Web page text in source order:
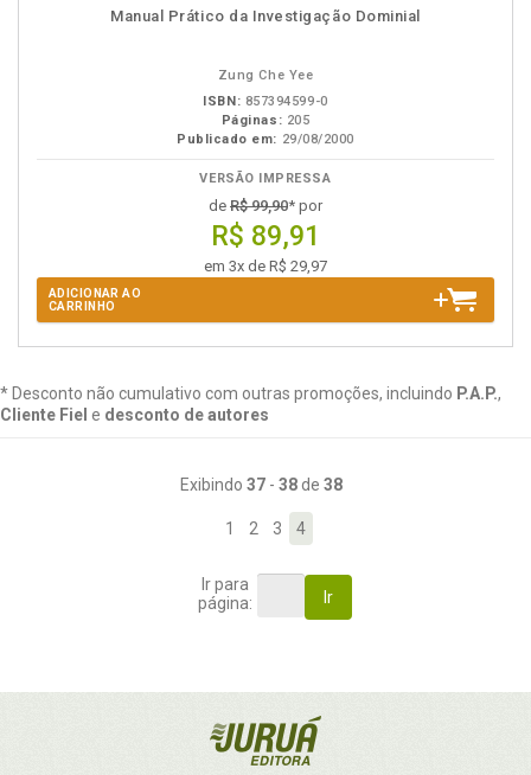
Disponível
páginas
Manual Prático da Investigação Dominial
Zung Che Yee
ISBN: 857394599-0
Páginas: 205
Publicado em: 29/08/2000
VERSÃO IMPRESSA
de R$ 99,90* por
R$ 89,91
em 3x de R$ 29,97
ADICIONAR AO
CARRINHO
* Desconto não cumulativo com outras promoções, incluindo P.A.P.,
Cliente Fiel e desconto de autores
Exibindo 37- 38de 38
1 2 3 4
Ir para
página:
Ir